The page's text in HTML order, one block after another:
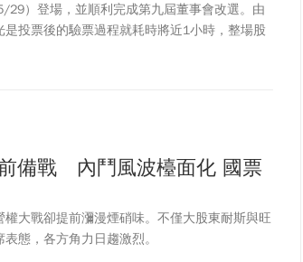
）登場，並順利完成第九屆董事會改選。由
投票後的驗票過程就耗時將近1小時，整場股
，順利選出新任董事長張兆順與新任總經理兼
備戰 內鬥風波檯面化 國票
大戰卻提前瀰漫煙硝味。不僅大股東耐斯與旺
態，各方角力日趨激烈。